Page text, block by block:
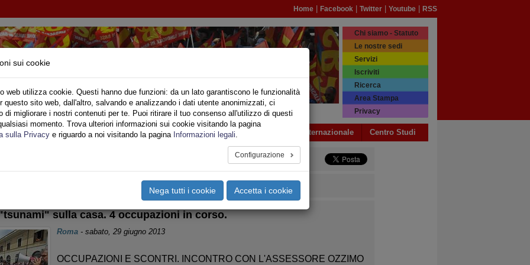
Home Facebook Twitter Youtube RSS
INQUILINI E ABITANTI
Chi siamo - Statuto
Le nostre sedi
Servizi
Iscriviti
Ricerca
Area Stampa
Privacy
Privato Territori Sociale Speciali Multimedia Internazionale Centro Studi
RASSEGNA STAMPA
sulla casa. 4 occupazioni in corso.
Roma- sabato, 29 giugno 2013
OCCUPAZIONI E SCONTRI. INCONTRO CON L'ASSESSORE OZZIMO
sui cookie
web utilizza cookie. Questi hanno due funzioni: da un lato garantiscono le funzionalità
questo sito web, dall'altro, salvando e analizzando i dati utente anonimizzati, ci
di migliorare i nostri contenuti per te. Puoi ritirare il tuo consenso all'utilizzo di questi
momento. Trova ulteriori informazioni sui cookie visitando la pagina
sulla Privacy e riguardo a noi visitando la pagina Informazioni legali.
Configurazione
Nega tutti i cookie Accetta i cookie